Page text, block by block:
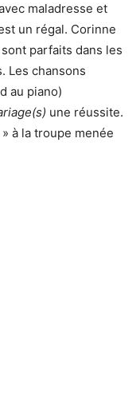
maladresse et
un régal. Corinne
parfaits dans les
Les chansons
au piano)
une réussite.
à la troupe menée